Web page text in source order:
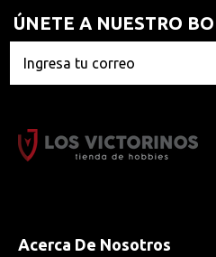
ÚNETE A NUESTRO
Acerca De Nosotros